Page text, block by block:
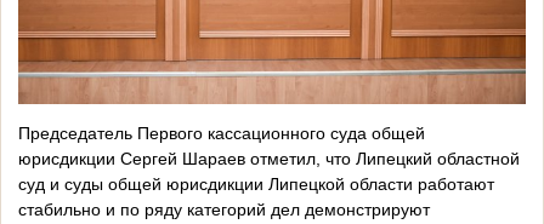
Председатель Первого кассационного суда общей
юрисдикции Сергей Шараев отметил, что Липецкий областной
суд и суды общей юрисдикции Липецкой области работают
стабильно и по ряду категорий дел демонстрируют